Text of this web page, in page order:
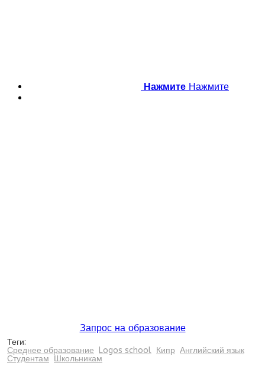
Нажмите Нажмите
Запрос на образование
Теги:
Среднее образование
Logos school Кипр Английский язык
Студентам Школьникам